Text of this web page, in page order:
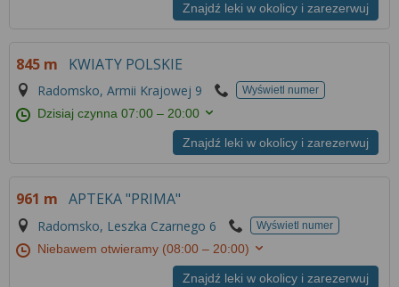
Znajdź leki w okolicy i zarezerwuj
845 m KWIATY POLSKIE
Radomsko, Armii Krajowej 9 Wyświetl numer
Dzisiaj czynna07:00 – 20:00
Znajdź leki w okolicy i zarezerwuj
961 m APTEKA "PRIMA"
Radomsko, Leszka Czarnego 6 Wyświetl numer
Niebawem otwieramy (08:00 – 20:00)
Znajdź leki w okolicy i zarezerwuj